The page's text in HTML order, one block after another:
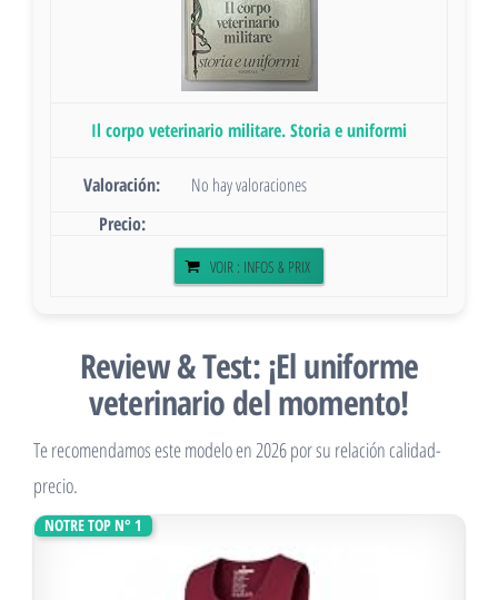
Il corpo veterinario militare. Storia e uniformi
No hay valoraciones
VOIR : INFOS & PRIX
Review & Test: ¡El uniforme
veterinario del momento!
Te recomendamos este modelo en 2026 por su relación calidad-
precio.
NOTRE TOP N° 1